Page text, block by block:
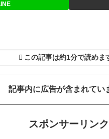
この記事は約1分で読めま
記事内に広告が含まれてい
スポンサーリンク